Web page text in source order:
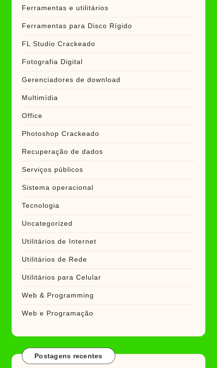
Ferramentas e utilitários
Ferramentas para Disco Rígido
FL Studio Crackeado
Fotografia Digital
Gerenciadores de download
Multimídia
Office
Photoshop Crackeado
Recuperação de dados
Serviços públicos
Sistema operacional
Tecnologia
Uncategorized
Utilitários de Internet
Utilitários de Rede
Utilitários para Celular
Web & Programming
Web e Programação
Postagens recentes